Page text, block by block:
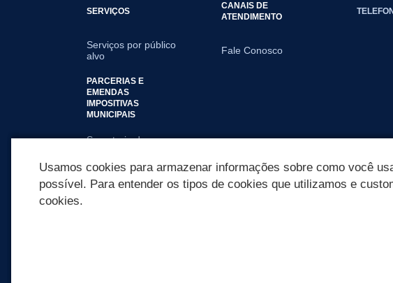
SERVIÇOS
Serviços por público
alvo
CANAIS DE
ATENDIMENTO
Fale Conosco
PARCERIAS E
EMENDAS
IMPOSITIVAS
MUNICIPAIS
Secretaria de
Usamos cookies para armazenar informações sobre como você
possível. Para entender os tipos de cookies que utilizamos e
cookies.